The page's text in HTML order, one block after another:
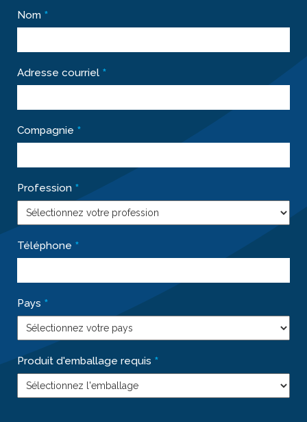
Nom *
Adresse courriel *
Compagnie *
Profession *
Téléphone *
Pays *
Produit d'emballage requis *